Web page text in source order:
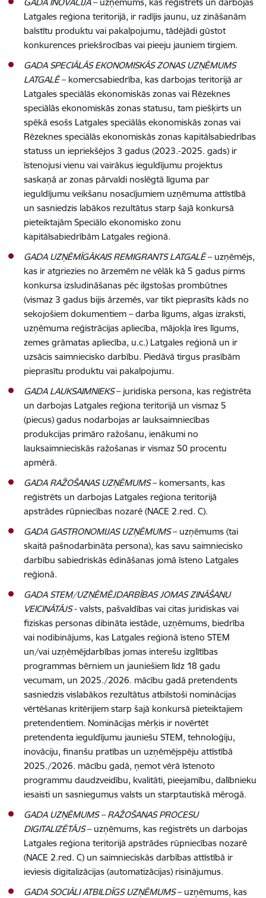
Latgales reģiona teritorijā, ir radījis jaunu, uz zināšanām
balstītu produktu vai pakalpojumu, tādējādi gūstot
konkurences priekšrocības vai pieeju jauniem tirgiem.
GADA SPECIĀLĀS EKONOMISKĀS ZONAS UZŅĒMUMS
LATGALĒ– komercsabiedrība, kas darbojas teritorijā ar
Latgales speciālās ekonomiskās zonas vai Rēzeknes
speciālās ekonomiskās zonas statusu, tam piešķirts un
spēkā esošs Latgales speciālās ekonomiskās zonas vai
Rēzeknes speciālās ekonomiskās zonas kapitālsabiedrības
statuss un iepriekšējos 3 gadus (2023.-2025. gads) ir
īstenojusi vienu vai vairākus ieguldījumu projektus
saskaņā ar zonas pārvaldi noslēgtā līguma par
ieguldījumu veikšanu nosacījumiem uzņēmuma attīstībā
un sasniedzis labākos rezultātus starp šajā konkursā
pieteiktajām Speciālo ekonomisko zonu
kapitālsabiedrībām Latgales reģionā.
GADA UZŅĒMĪGĀKAIS REMIGRANTS LATGALĒ– uzņēmējs,
kas ir atgriezies no ārzemēm ne vēlāk kā 5 gadus pirms
konkursa izsludināšanas pēc ilgstošas prombūtnes
(vismaz 3 gadus bijis ārzemēs, var tikt pieprasīts kāds no
sekojošiem dokumentiem – darba līgums, algas izraksti,
uzņēmuma reģistrācijas apliecība, mājokļa īres līgums,
zemes grāmatas apliecība, u.c.) Latgales reģionā un ir
uzsācis saimniecisko darbību. Piedāvā tirgus prasībām
pieprasītu produktu vai pakalpojumu.
GADA LAUKSAIMNIEKS– juridiska persona, kas reģistrēta
un darbojas Latgales reģiona teritorijā un vismaz 5
(piecus) gadus nodarbojas ar lauksaimniecības
produkcijas primāro ražošanu, ienākumi no
lauksaimnieciskās ražošanas ir vismaz 50 procentu
apmērā.
GADA RAŽOŠANAS UZŅĒMUMS– komersants, kas
reģistrēts un darbojas Latgales reģiona teritorijā
apstrādes rūpniecības nozarē (NACE 2.red. C).
GADA GASTRONOMIJAS UZŅĒMUMS– uzņēmums (tai
skaitā pašnodarbināta persona), kas savu saimniecisko
darbību sabiedriskās ēdināšanas jomā īsteno Latgales
reģionā.
GADA STEM/UZŅĒMĒJDARBĪBAS JOMAS ZINĀŠANU
VEICINĀTĀJS- valsts, pašvaldības vai citas juridiskas vai
fiziskas personas dibināta iestāde, uzņēmums, biedrība
vai nodibinājums, kas Latgales reģionā īsteno STEM
un/vai uzņēmējdarbības jomas interešu izglītības
programmas bērniem un jauniešiem līdz 18 gadu
vecumam, un 2025./2026. mācību gadā pretendents
sasniedzis vislabākos rezultātus atbilstoši nominācijas
vērtēšanas kritērijiem starp šajā konkursā pieteiktajiem
pretendentiem. Nominācijas mērķis ir novērtēt
pretendenta ieguldījumu jauniešu STEM, tehnoloģiju,
inovāciju, finanšu pratības un uzņēmējspēju attīstībā
2025./2026. mācību gadā, ņemot vērā īstenoto
programmu daudzveidību, kvalitāti, pieejamību, dalībnieku
iesaisti un sasniegumus valsts un starptautiskā mērogā.
GADA UZŅĒMUMS – RAŽOŠANAS PROCESU
DIGITALIZĒTĀJS– uzņēmums, kas reģistrēts un darbojas
Latgales reģiona teritorijā apstrādes rūpniecības nozarē
(NACE 2.red. C) un saimnieciskās darbības attīstībā ir
ieviesis digitalizācijas (automatizācijas) risinājumus.
GADA SOCIĀLI ATBILDĪGS UZŅĒMUMS– uzņēmums, kas